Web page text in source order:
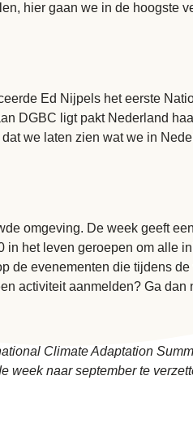
hier gaan we in de hoogste
Ed Nijpels het eerste
DGBC ligt pakt Nederland
we laten zien wat we in
omgeving. De week geeft
in het leven geroepen om alle
de evenementen die tijdens
activiteit aanmelden? Ga dan
Climate Adaptation
week naar september te